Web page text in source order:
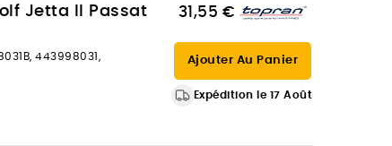
Jetta II Passat
443998031,
31,55 €
Ajouter Au Panier
Expédition le 17 Août